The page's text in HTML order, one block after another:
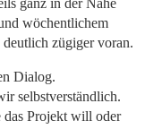
ganz in der Nähe
wöchentlichem
zügiger voran.
Dialog.
selbstverständlich.
das Projekt will oder